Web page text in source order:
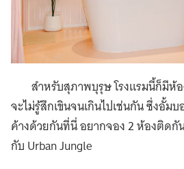
สำหรับสุภาพบุรุษ โรงแรมนี้ก็มีห้
จะไม่รู้สึกเขินจนเกินไปเช่นกัน ซึ่งอั้ม
ค้างด้วยกันที่นี่ อยากจอง 2 ห้องติดกั
กับ Urban Jungle